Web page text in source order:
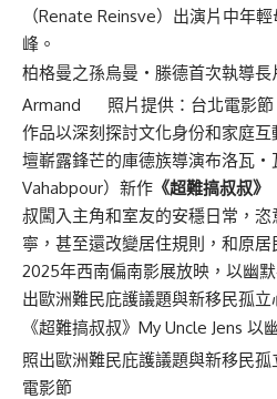
（Renate Reinsve）出演片中年
峰。
柏格曼之孫烏曼・滕德首次執導長
Armand 照片提供：台北電影節
作品以深刻探討文化身份和家庭
壇嶄露鋒芒的庫德族導演布洛瓦・
Vahabpour）新作 《超難搞叔叔
叔闖入主角和室友的安穩日常，
寧，甚至還改變居住規則，和原
2025年西南偏南影展放映，以幽
出歐洲難民庇護議題與新移民孤立
《超難搞叔叔》My Uncle Jens
照出歐洲難民庇護議題與新移民
電影節